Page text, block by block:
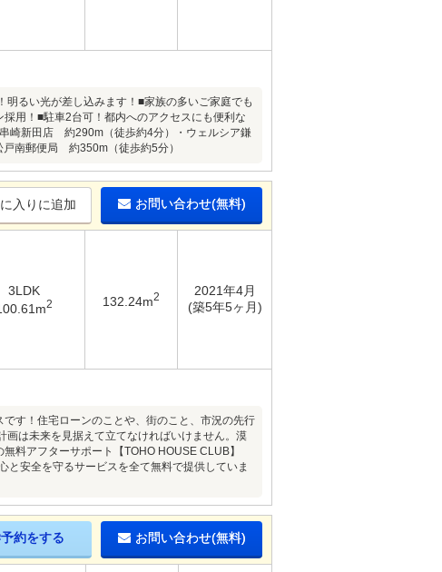
るい光が差し込みます！■家族の多いご家庭でも
用！■駐車2台可！都内へのアクセスにも便利な
崎新田店 約290m（徒歩約4分）・ウェルシア鎌
南郵便局 約350m（徒歩約5分）
入りに追加 お問い合わせ(無料)
3LDK
2 132.24m2
2021年4月
(築5年5ヶ月)
す！住宅ローンのことや、街のこと、市況の先行
画は未来を見据えて立てなければいけません。漠
料アフターサポート【TOHO HOUSE CLUB】
と安全を守るサービスを全て無料で提供していま
約をする お問い合わせ(無料)